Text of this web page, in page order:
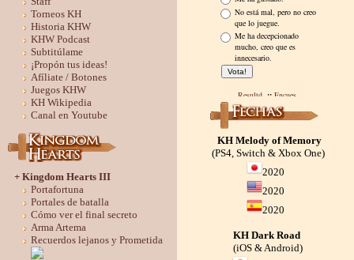
Torneos KH
Historia KHW
KHW Podcast
Subtitúlame
¡Propón tus ideas!
Afíliate / Botones
Juegos KHW
KH Wikipedia
Canal en Youtube
+ Kingdom Hearts III
Portafortuna
Portales de batalla
Cómo ver el final secreto
Arma Artema
Recuerdos lejanos y Prometida
KH Melody of Memory
(PS4, Switch & Xbox One)
2020
2020
2020
KH Dark Road
(iOS & Android)